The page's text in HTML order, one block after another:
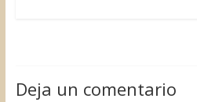
o
r
I
e
t
Deja un comentario